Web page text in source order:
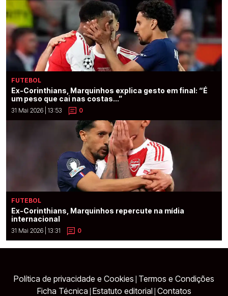
FUTEBOL
Ex-Corinthians, Marquinhos explica gesto em final: “É
um peso que cai nas costas...”
31 Mai 2026 | 13:53 0
FUTEBOL
Ex-Corinthians, Marquinhos repercute na mídia
internacional
31 Mai 2026 | 13:31 0
Política de privacidade e Cookies Termos e Condições
Ficha Técnica Estatuto editorial Contatos